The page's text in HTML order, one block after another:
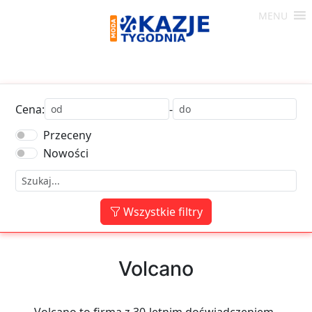
Moda
Tygodnia
MENU
Cena:
-
Przeceny
Nowości
Wszystkie filtry
Volcano